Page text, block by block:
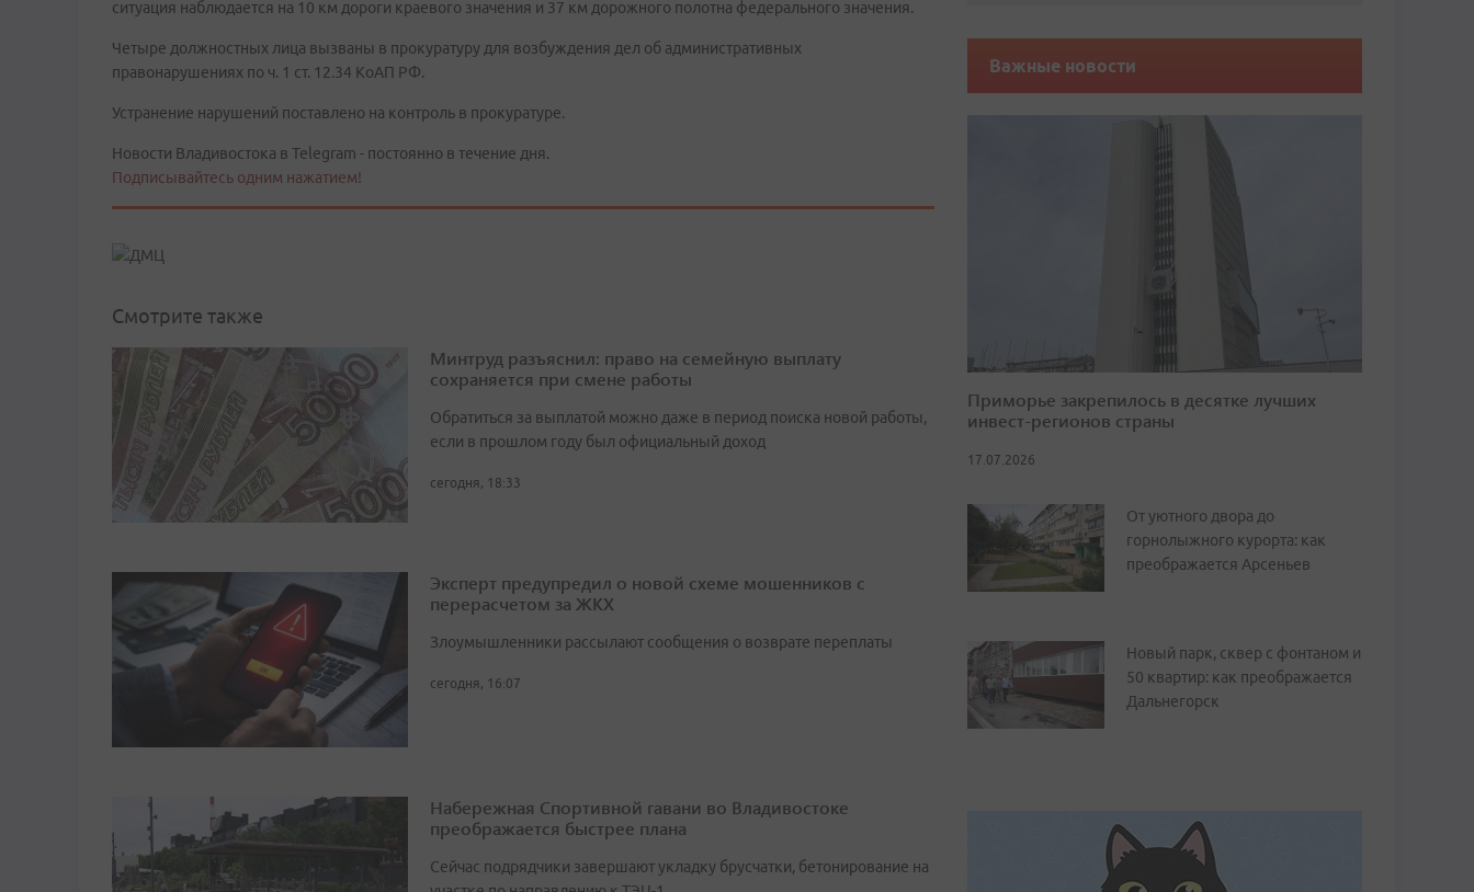
ситуация наблюдается на 10 км дороги краевого значения и 37 км дорожного полотна федерального значения.
Четыре должностных лица вызваны в прокуратуру для возбуждения дел об административных
правонарушениях по ч. 1 ст. 12.34 КоАП РФ.
Устранение нарушений поставлено на контроль в прокуратуре.
Новости Владивостока в Telegram - постоянно в течение дня.
Подписывайтесь одним нажатием!
Смотрите также
Минтруд разъяснил: право на семейную выплату
сохраняется при смене работы
Обратиться за выплатой можно даже в период поиска новой работы,
если в прошлом году был официальный доход
сегодня, 18:33
Эксперт предупредил о новой схеме мошенников с
перерасчетом за ЖКХ
Злоумышленники рассылают сообщения о возврате переплаты
сегодня, 16:07
Набережная Спортивной гавани во Владивостоке
преображается быстрее плана
Сейчас подрядчики завершают укладку брусчатки, бетонирование на
Важные новости
Приморье закрепилось в десятке лучших
инвест-регионов страны
17.07.2026
От уютного двора до
горнолыжного курорта: как
преображается Арсеньев
Новый парк, сквер с фонтаном и
50 квартир: как преображается
Дальнегорск